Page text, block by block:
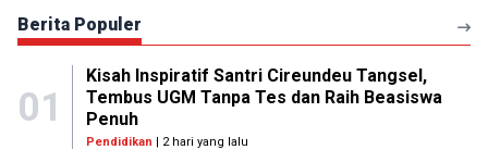
Berita Populer
01
Kisah Inspiratif Santri Cireundeu Tangsel,
Tembus UGM Tanpa Tes dan Raih Beasiswa
Penuh
Pendidikan | 2 hari yang lalu